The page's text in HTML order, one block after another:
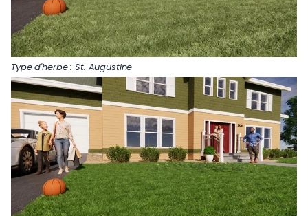
Type d'herbe : St. Augustine